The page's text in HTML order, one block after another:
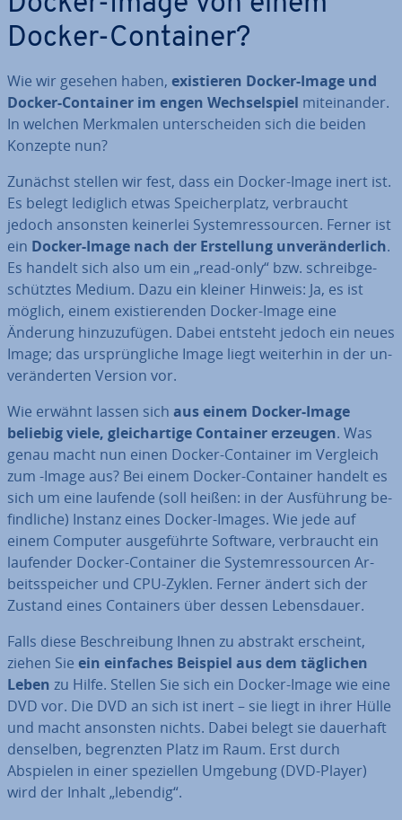
Docker-Container?
Wie wir gesehen haben, exis­tie­ren Docker-Image und
Docker-Container im engen Wech­sel­spiel mit­ein­an­der.
In welchen Merkmalen un­ter­schei­den sich die beiden
Konzepte nun?
Zunächst stellen wir fest, dass ein Docker-Image inert ist.
Es belegt lediglich etwas Spei­cher­platz, ver­braucht
jedoch ansonsten keinerlei Sys­tem­res­sour­cen. Ferner ist
ein Docker-Image nach der Er­stel­lung un­ver­än­der­lich.
Es handelt sich also um ein „read-only“ bzw. schreib­ge­
schütz­tes Medium. Dazu ein kleiner Hinweis: Ja, es ist
möglich, einem exis­tie­ren­den Docker-Image eine
Änderung hin­zu­zu­fü­gen. Dabei entsteht jedoch ein neues
Image; das ur­sprüng­li­che Image liegt weiterhin in der un­
ver­än­der­ten Version vor.
Wie erwähnt lassen sich aus einem Docker-Image
beliebig viele, gleich­ar­ti­ge Container erzeugen. Was
genau macht nun einen Docker-Container im Vergleich
zum -Image aus? Bei einem Docker-Container handelt es
sich um eine laufende (soll heißen: in der Aus­füh­rung be­
find­li­che) Instanz eines Docker-Images. Wie jede auf
einem Computer aus­ge­führ­te Software, ver­braucht ein
laufender Docker-Container die Sys­tem­res­sour­cen Ar­
beits­spei­cher und CPU-Zyklen. Ferner ändert sich der
Zustand eines Con­tai­ners über dessen Le­bens­dau­er.
Falls diese Be­schrei­bung Ihnen zu abstrakt erscheint,
ziehen Sie ein einfaches Beispiel aus dem täglichen
Leben zu Hilfe. Stellen Sie sich ein Docker-Image wie eine
DVD vor. Die DVD an sich ist inert ­– sie liegt in ihrer Hülle
und macht ansonsten nichts. Dabei belegt sie dauerhaft
denselben, be­grenz­ten Platz im Raum. Erst durch
Abspielen in einer spe­zi­el­len Umgebung (DVD-Player)
wird der Inhalt „lebendig“.